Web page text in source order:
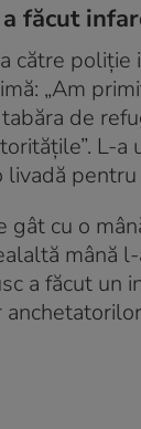
a făcut
către poliție
„Am
de
L-a
pentru
gât cu o
mână
a făcut un